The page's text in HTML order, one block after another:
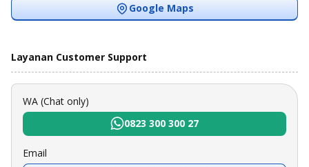
Google Maps
Layanan Customer Support
WA (Chat only)
0823 300 300 27
Email